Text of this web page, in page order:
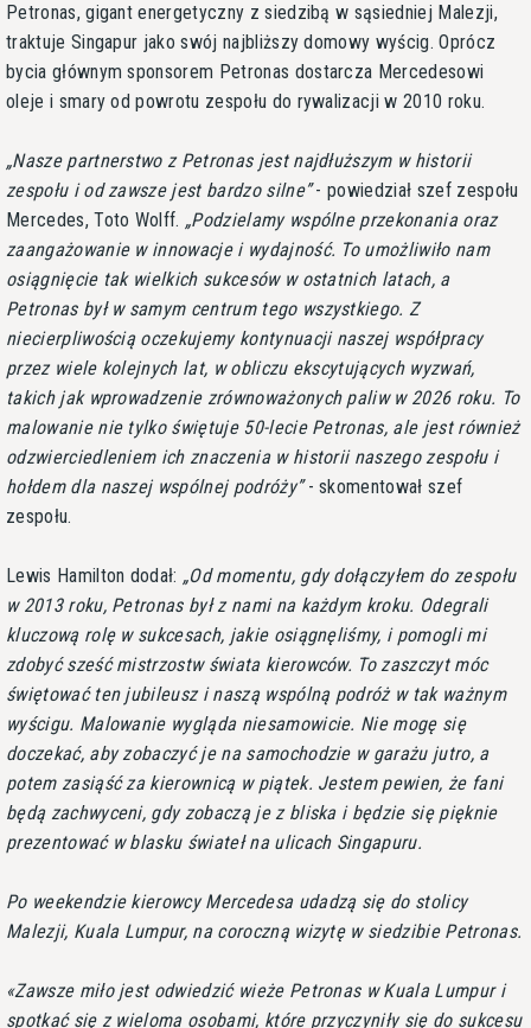
Petronas, gigant energetyczny z siedzibą w sąsiedniej Malezji,
traktuje Singapur jako swój najbliższy domowy wyścig. Oprócz
bycia głównym sponsorem Petronas dostarcza Mercedesowi
oleje i smary od powrotu zespołu do rywalizacji w 2010 roku.
Nasze partnerstwo z Petronas jest najdłuższym w historii
zespołu i od zawsze jest bardzo silne - powiedział szef zespołu
Mercedes, Toto Wolff.
Podzielamy wspólne przekonania oraz
zaangażowanie w innowacje i wydajność. To umożliwiło nam
osiągnięcie tak wielkich sukcesów w ostatnich latach, a
Petronas był w samym centrum tego wszystkiego. Z
niecierpliwością oczekujemy kontynuacji naszej współpracy
przez wiele kolejnych lat, w obliczu ekscytujących wyzwań,
takich jak wprowadzenie zrównoważonych paliw w 2026 roku. To
malowanie nie tylko świętuje 50-lecie Petronas, ale jest również
odzwierciedleniem ich znaczenia w historii naszego zespołu i
hołdem dla naszej wspólnej podróży - skomentował szef
zespołu.
Lewis Hamilton dodał:
Od momentu, gdy dołączyłem do zespołu
w 2013 roku, Petronas był z nami na każdym kroku. Odegrali
kluczową rolę w sukcesach, jakie osiągnęliśmy, i pomogli mi
zdobyć sześć mistrzostw świata kierowców. To zaszczyt móc
świętować ten jubileusz i naszą wspólną podróż w tak ważnym
wyścigu. Malowanie wygląda niesamowicie. Nie mogę się
doczekać, aby zobaczyć je na samochodzie w garażu jutro, a
potem zasiąść za kierownicą w piątek. Jestem pewien, że fani
będą zachwyceni, gdy zobaczą je z bliska i będzie się pięknie
prezentować w blasku świateł na ulicach Singapuru.
Po weekendzie kierowcy Mercedesa udadzą się do stolicy
Malezji, Kuala Lumpur, na coroczną wizytę w siedzibie Petronas.
Zawsze miło jest odwiedzić wieże Petronas w Kuala Lumpur i
spotkać się z wieloma osobami, które przyczyniły się do sukcesu